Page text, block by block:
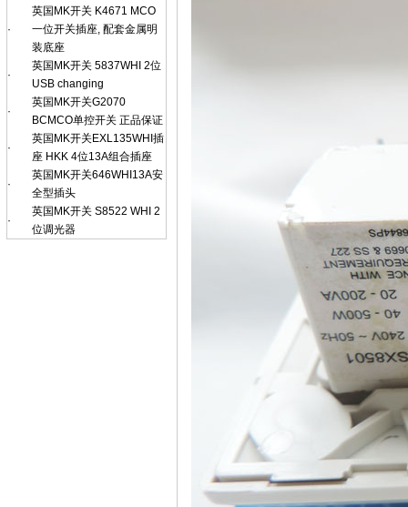
·
英国MK开关 K4671 MCO
一位开关插座, 配套金属明
装底座
·
英国MK开关 5837WHI 2位
USB changing
·
英国MK开关G2070
BCMCO单控开关 正品保证
·
英国MK开关EXL135WHI插
座 HKK 4位13A组合插座
·
英国MK开关646WHI13A安
全型插头
·
英国MK开关 S8522 WHI 2
位调光器